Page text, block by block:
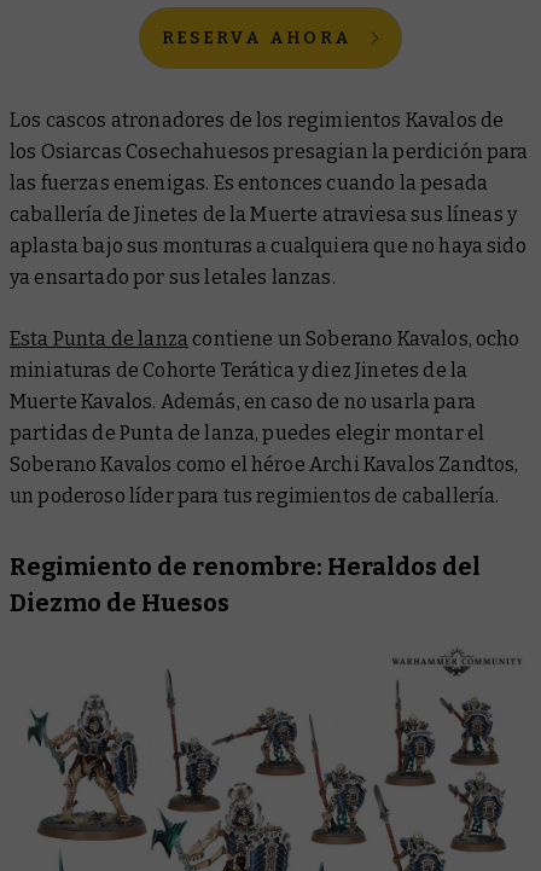
RESERVA AHORA
Los cascos atronadores de los regimientos Kavalos de
los Osiarcas Cosechahuesos presagian la perdición para
las fuerzas enemigas. Es entonces cuando la pesada
caballería de Jinetes de la Muerte atraviesa sus líneas y
aplasta bajo sus monturas a cualquiera que no haya sido
ya ensartado por sus letales lanzas.
Esta Punta de lanza contiene un Soberano Kavalos, ocho
miniaturas de Cohorte Terática y diez Jinetes de la
Muerte Kavalos. Además, en caso de no usarla para
partidas de Punta de lanza, puedes elegir montar el
Soberano Kavalos como el héroe Archi Kavalos Zandtos,
un poderoso líder para tus regimientos de caballería.
Regimiento de renombre: Heraldos del
Diezmo de Huesos